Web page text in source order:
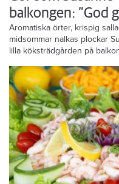
balkongen: ”God
Aromatiska örter, krispig
midsommar nalkas plockar
lilla köksträdgården på